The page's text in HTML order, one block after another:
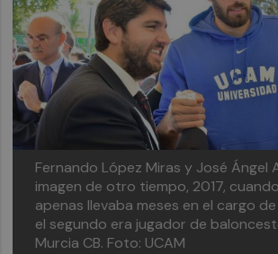
Fernando López Miras y José Ángel
imagen de otro tiempo, 2017,
apenas llevaba meses en el cargo
el segundo era jugador de
Murcia CB. Foto: UCAM